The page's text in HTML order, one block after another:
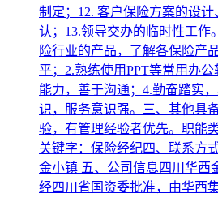
制定；12. 客户保险方案的设
认；13.领导交办的临时性工作
险行业的产品，了解各保险产
平；2.熟练使用PPT等常用办公
能力，善于沟通；4.勤奋踏实
识，服务意识强。三、其他具
验，有管理经验者优先。职能
关键字：保险经纪四、联系方
金小镇 五、公司信息四川华西
经四川省国资委批准，由华西